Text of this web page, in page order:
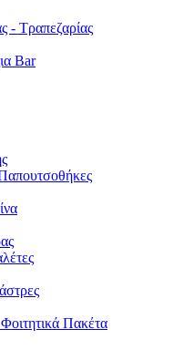
- Τραπεζαρίας
Bar
Πακέτα